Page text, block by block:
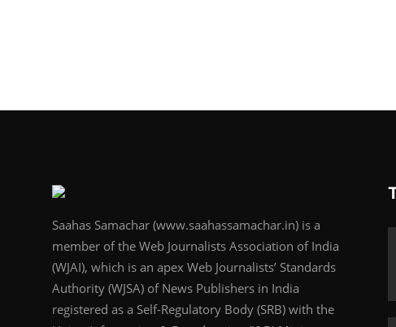
Saahas Samachar (www.saahassamachar.in) is a
member of the Web Journalists Association of India
(WJAI), which is an apex Web Journalists’ Standards
Authority (WJSA) of News Publishers in India
registered as a Self-Regulatory Body (SRB) with the